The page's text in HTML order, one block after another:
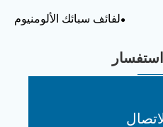
لفائف سبائك الألومنيوم